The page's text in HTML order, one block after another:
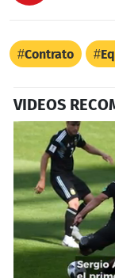
Contrato
VIDEOS